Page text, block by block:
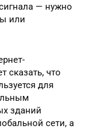
— нужно
или
сказать, что
для
зданий
сети, а